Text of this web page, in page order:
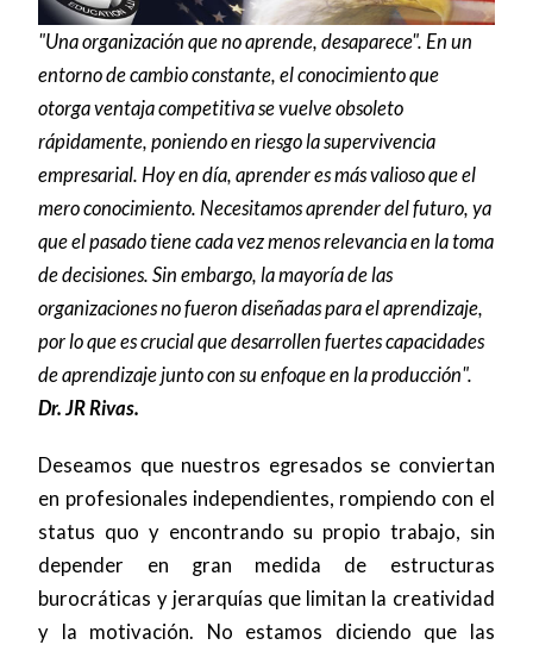
"Una organización que no aprende, desaparece". En un
entorno de cambio constante, el conocimiento que
otorga ventaja competitiva se vuelve obsoleto
rápidamente, poniendo en riesgo la supervivencia
empresarial. Hoy en día, aprender es más valioso que el
mero conocimiento. Necesitamos aprender del futuro, ya
que el pasado tiene cada vez menos relevancia en la toma
de decisiones. Sin embargo, la mayoría de las
organizaciones no fueron diseñadas para el aprendizaje,
por lo que es crucial que desarrollen fuertes capacidades
de aprendizaje junto con su enfoque en la producción".
Dr. JR Rivas.
Deseamos que nuestros egresados se conviertan
en profesionales independientes, rompiendo con el
status quo y encontrando su propio trabajo, sin
depender en gran medida de estructuras
burocráticas y jerarquías que limitan la creatividad
y la motivación. No estamos diciendo que las